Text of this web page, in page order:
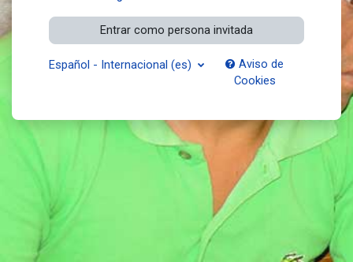
Entrar como persona invitada
Español - Internacional ‎(es)‎
Aviso de
Cookies